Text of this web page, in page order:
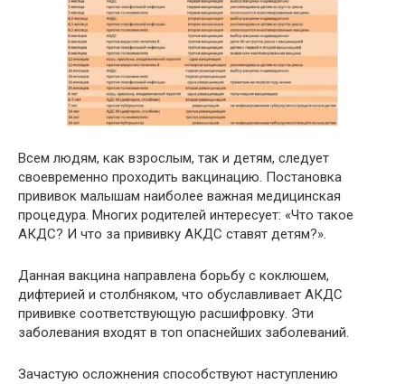
Всем людям, как взрослым, так и детям, следует
своевременно проходить вакцинацию. Постановка
прививок малышам наиболее важная медицинская
процедура. Многих родителей интересует: «Что такое
АКДС? И что за прививку АКДС ставят детям?».
Данная вакцина направлена борьбу с коклюшем,
дифтерией и столбняком, что обуславливает АКДС
прививке соответствующую расшифровку. Эти
заболевания входят в топ опаснейших заболеваний.
Зачастую осложнения способствуют наступлению